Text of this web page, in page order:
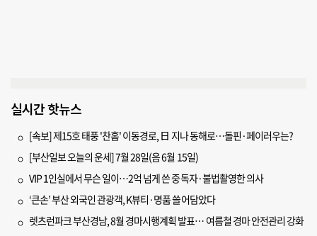
실시간 핫뉴스
[속보] 제15호 태풍 '찬홈' 이동경로, 日 지나 동해로…돌핀·페이러우는?
[부산일보 오늘의 운세] 7월 28일(음 6월 15일)
VIP 1인실에서 무슨 일이…2억 넘게 쓴 중독자·불법촬영한 의사
‘큰손’ 부산 외국인 관광객, K뷰티·명품 쓸어담았다
렛츠런파크 부산경남, 8월 경마시행계획 발표… 여름철 경마 안전관리 강화